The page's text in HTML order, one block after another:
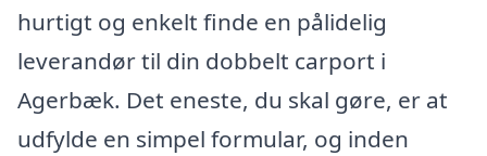
hurtigt og enkelt finde en pålidelig
leverandør til din dobbelt carport i
Agerbæk. Det eneste, du skal gøre, er at
udfylde en simpel formular, og inden